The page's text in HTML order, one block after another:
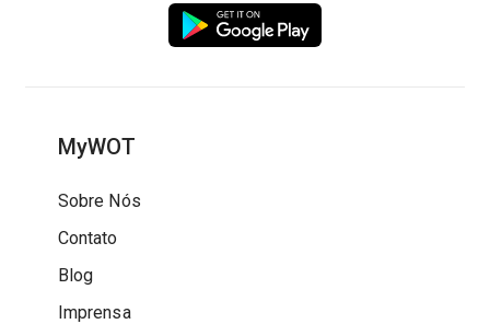
MyWOT
Sobre Nós
Contato
Blog
Imprensa